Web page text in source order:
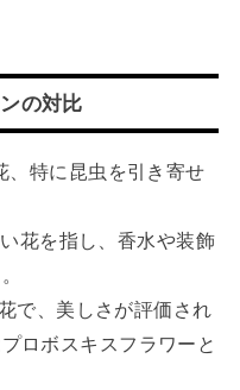
の対比
特に昆虫を引き寄せ
花を指し、香水や装飾
で、美しさが評価され
ロボスキスフラワーと